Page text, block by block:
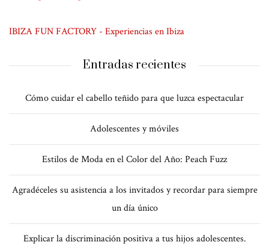
IBIZA FUN FACTORY - Experiencias en Ibiza
Entradas recientes
Cómo cuidar el cabello teñido para que luzca espectacular
Adolescentes y móviles
Estilos de Moda en el Color del Año: Peach Fuzz
Agradéceles su asistencia a los invitados y recordar para siempre
un día único
Explicar la discriminación positiva a tus hijos adolescentes.